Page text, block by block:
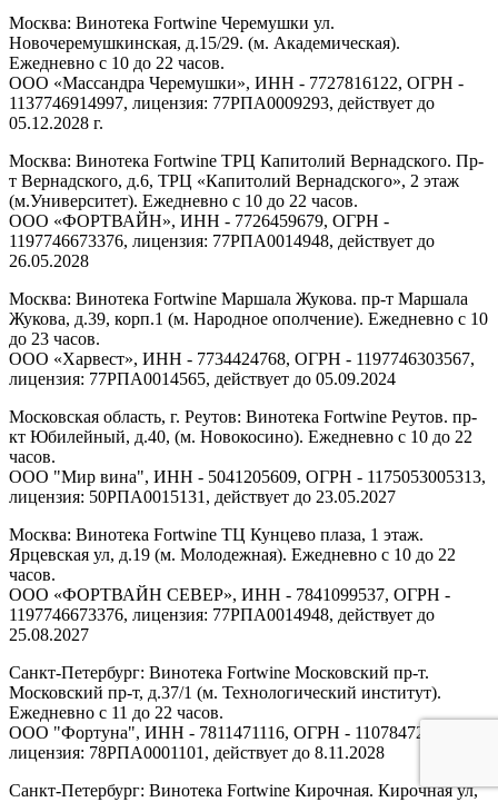
Москва: Винотека Fortwine Черемушки ул.
Новочеремушкинская, д.15/29. (м. Академическая).
Ежедневно с 10 до 22 часов.
ООО «Массандра Черемушки», ИНН - 7727816122, ОГРН -
1137746914997, лицензия: 77РПА0009293, действует до
05.12.2028 г.
Москва: Винотека Fortwine ТРЦ Капитолий Вернадского. Пр-
т Вернадского, д.6, ТРЦ «Капитолий Вернадского», 2 этаж
(м.Университет). Ежедневно с 10 до 22 часов.
ООО «ФОРТВАЙН», ИНН - 7726459679, ОГРН -
1197746673376, лицензия: 77РПА0014948, действует до
26.05.2028
Москва: Винотека Fortwine Маршала Жукова. пр-т Маршала
Жукова, д.39, корп.1 (м. Народное ополчение). Ежедневно с 10
до 23 часов.
ООО «Харвест», ИНН - 7734424768, ОГРН - 1197746303567,
лицензия: 77РПА0014565, действует до 05.09.2024
Московская область, г. Реутов: Винотека Fortwine Реутов. пр-
кт Юбилейный, д.40, (м. Новокосино). Ежедневно с 10 до 22
часов.
ООО "Мир вина", ИНН - 5041205609, ОГРН - 1175053005313,
лицензия: 50РПА0015131, действует до 23.05.2027
Москва: Винотека Fortwine ТЦ Кунцево плаза, 1 этаж.
Ярцевская ул, д.19 (м. Молодежная). Ежедневно с 10 до 22
часов.
ООО «ФОРТВАЙН СЕВЕР», ИНН - 7841099537, ОГРН -
1197746673376, лицензия: 77РПА0014948, действует до
25.08.2027
Санкт-Петербург: Винотека Fortwine Московский пр-т.
Московский пр-т, д.37/1 (м. Технологический институт).
Ежедневно с 11 до 22 часов.
ООО "Фортуна", ИНН - 7811471116, ОГРН - 1107847277438,
лицензия: 78РПА0001101, действует до 8.11.2028
Санкт-Петербург: Винотека Fortwine Кирочная. Кирочная ул,